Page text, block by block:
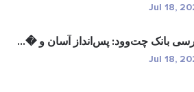
Jul
چت‌وود: پس‌انداز آسان و �...
Jul